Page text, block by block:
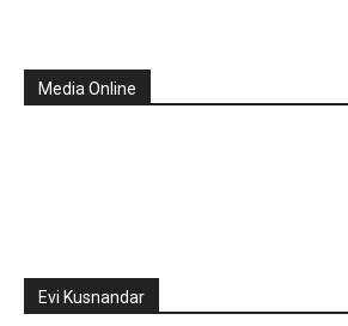
Media Online
Evi Kusnandar